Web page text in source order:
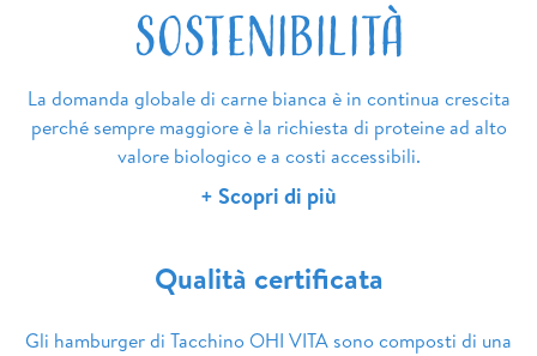
SOSTENIBILITÀ
La domanda globale di carne bianca è in continua crescita
perché sempre maggiore è la richiesta di proteine ad alto
valore biologico e a costi accessibili.
+ Scopri di più
Qualità certificata
Gli hamburger di Tacchino OHI VITA sono composti di una